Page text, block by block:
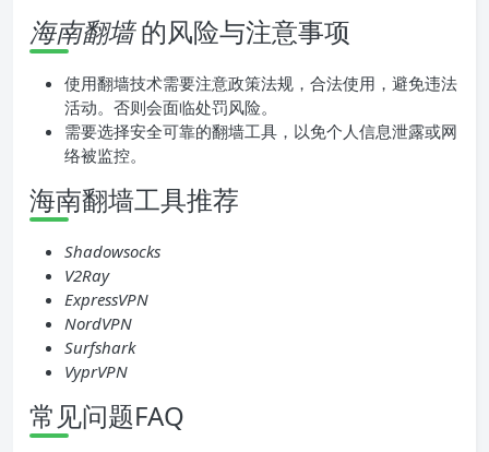
海南翻墙的风险与注意事项
使用翻墙技术需要注意政策法规，合法使用，避免违法
活动。否则会面临处罚风险。
需要选择安全可靠的翻墙工具，以免个人信息泄露或网
络被监控。
海南翻墙工具推荐
Shadowsocks
V2Ray
ExpressVPN
NordVPN
Surfshark
VyprVPN
常见问题FAQ